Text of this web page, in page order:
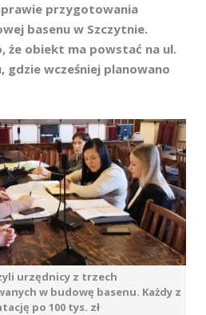
przygotowania
basenu w Szczytnie.
że obiekt ma powstać na ul.
gdzie wcześniej planowano
urzędnicy z trzech
w budowę basenu. Każdy z
po 100 tys. zł